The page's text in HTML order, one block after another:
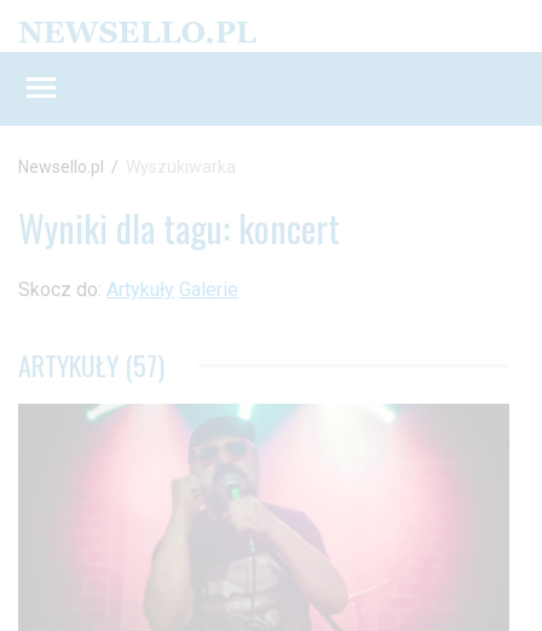
Newsello.pl / Wyszukiwarka
Wyniki dla tagu: koncert
Skocz do: Artykuły Galerie
ARTYKUŁY (57)